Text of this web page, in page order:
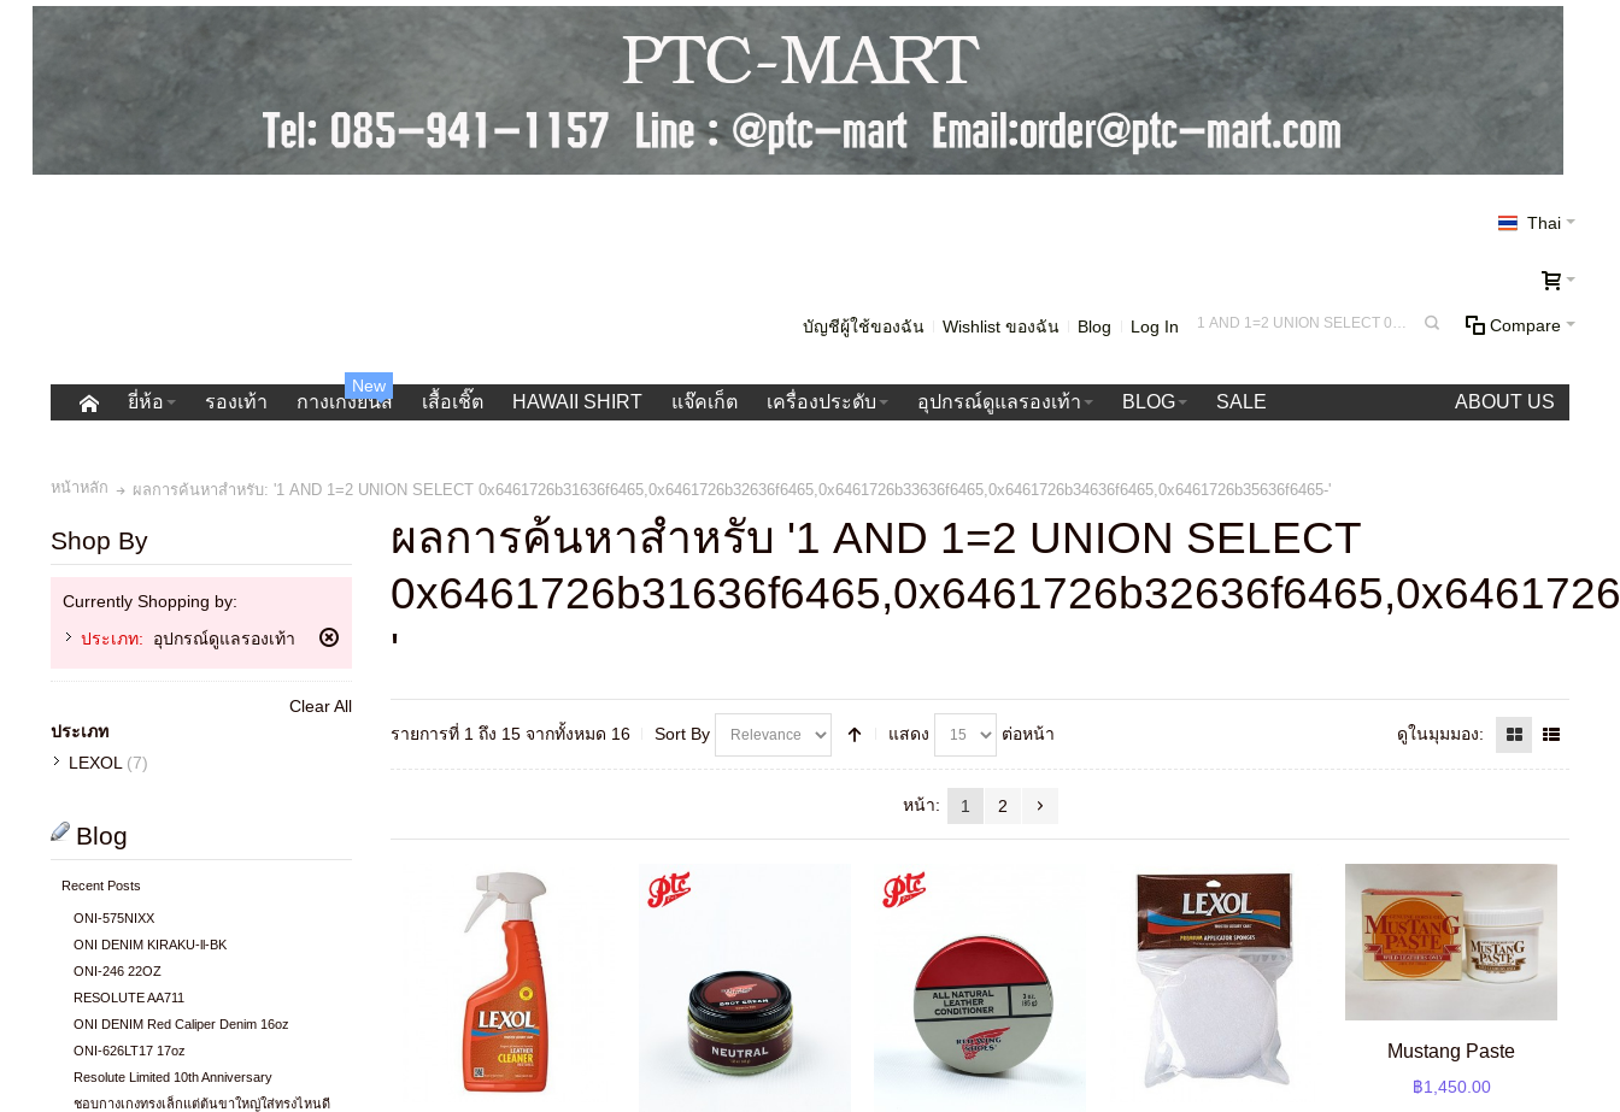
Thai
Compare
บัญชีผู้ใช้ของฉัน Wishlist ของฉัน Blog Log In
ยี่ห้อ รองเท้า กางเกงยีนส์
New
เสื้อเชิ๊ต HAWAII SHIRT แจ๊คเก็ต เครื่องประดับ อุปกรณ์ดูแลรองเท้า BLOG SALE ABOUT US
หน้าหลัก ผลการค้นหาสำหรับ: '1 AND 1=2 UNION SELECT 0x6461726b31636f6465,0x6461726b32636f6465,0x6461726b33636f6465,0x6461726b34636f6465,0x6461726b35636f6465-'
ผลการค้นหาสำหรับ '1 AND 1=2 UNION SELECT
'
รายการที่ 1 ถึง 15 จากทั้งหมด 16 Sort By แสดง ต่อหน้า ดูในมุมมอง:
หน้า: 1 2
Mustang Paste
฿1,450.00
Shop By
Currently Shopping by:
ประเภท:
อุปกรณ์ดูแลรองเท้า
รายการ
สินค้า
Clear All
ประเภท
LEXOL (7)
Blog
Recent Posts
ONI-575NIXX
ONI DENIM KIRAKU-ll-BK
ONI-246 22OZ
RESOLUTE AA711
ONI DENIM Red Caliper Denim 16oz
ONI-626LT17 17oz
Resolute Limited 10th Anniversary
ชอบกางเกงทรงเล็กแต่ต้นขาใหญ่ใส่ทรงไหนดี